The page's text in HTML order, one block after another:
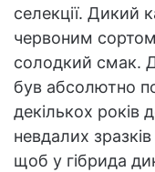
селекції. Дикий
червоним
солодкий смак.
був абсолютно
декількох років
невдалих
щоб у гібрида